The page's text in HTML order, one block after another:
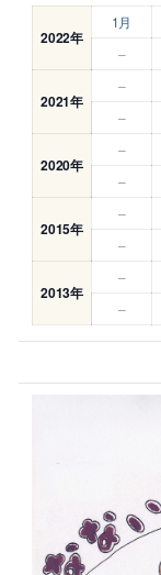
2022年
1月
–
2021年
–
–
2020年
–
–
2015年
–
–
2013年
–
–